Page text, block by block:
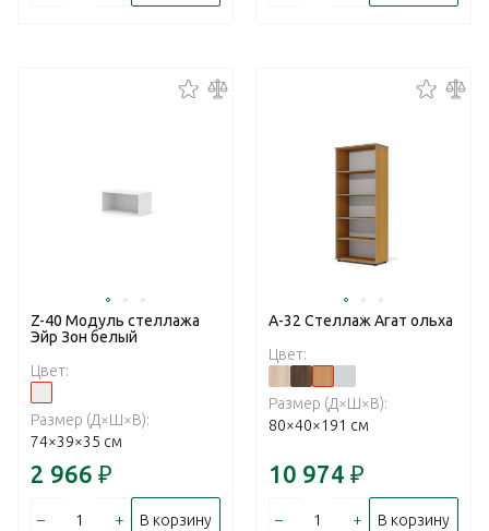
Z-40 Модуль стеллажа
Эйр Зон белый
Цвет:
Размер (Д×Ш×В):
74×39×35 см
2 966 ₽
– + В корзину
А-32 Стеллаж Агат ольха
Цвет:
Размер (Д×Ш×В):
80×40×191 см
10 974 ₽
– + В корзину